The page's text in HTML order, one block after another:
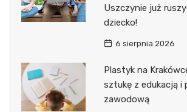
Uszczynie już
dziecko!
6 sierpnia 2026
Plastyk na
sztukę z edukacją i
zawodową